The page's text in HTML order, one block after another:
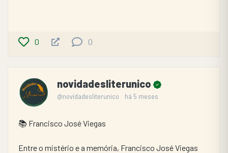
0 0
novidadesliterunico
@novidadesliterunico há 5 meses
📚 Francisco José Viegas
Entre o mistério e a memória, Francisco José Viegas